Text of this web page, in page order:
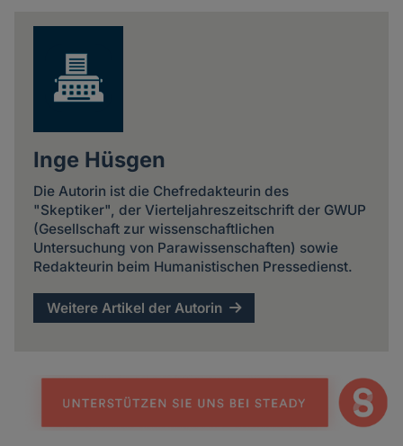
Inge Hüsgen
Die Autorin ist die Chefredakteurin des
"Skeptiker", der Vierteljahreszeitschrift der GWUP
(Gesellschaft zur wissenschaftlichen
Untersuchung von Parawissenschaften) sowie
Redakteurin beim Humanistischen Pressedienst.
Weitere Artikel der Autorin